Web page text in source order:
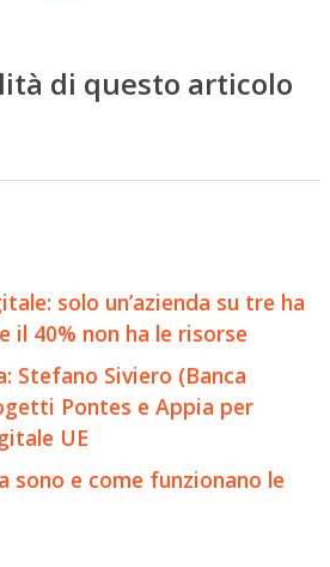
di questo articolo
solo un’azienda su tre ha
il 40% non ha le risorse
Stefano Siviero (Banca
Pontes e Appia per
UE
sono e come funzionano le